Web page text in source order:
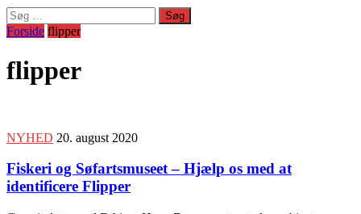
Søg
efter:
Forside flipper
flipper
NYHED 20. august 2020
Fiskeri og Søfartsmuseet – Hjælp os med at
identificere Flipper